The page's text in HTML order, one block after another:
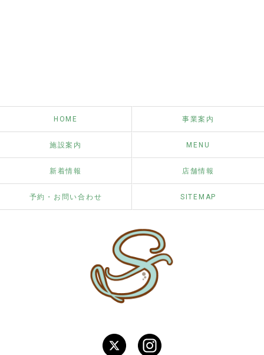
HOME 事業案内
施設案内 MENU
新着情報 店舗情報
予約・お問い合わせ SITEMAP